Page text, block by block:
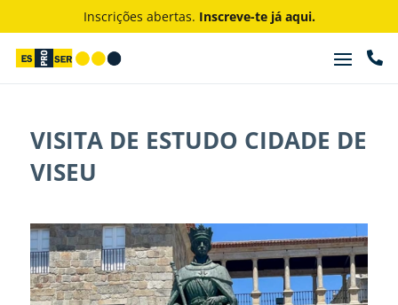
Inscrições abertas. Inscreve-te já aqui.

VISITA DE ESTUDO CIDADE DE
VISEU